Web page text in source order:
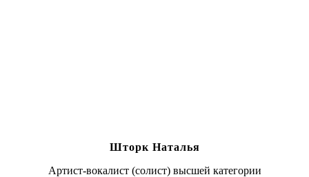
Шторк Наталья
Артист-вокалист (солист) высшей категории